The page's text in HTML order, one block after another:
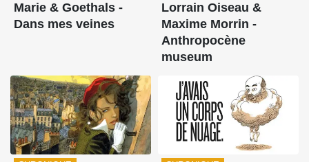
Marie & Goethals -
Dans mes veines
Lorrain Oiseau &
Maxime Morrin -
Anthropocène
museum